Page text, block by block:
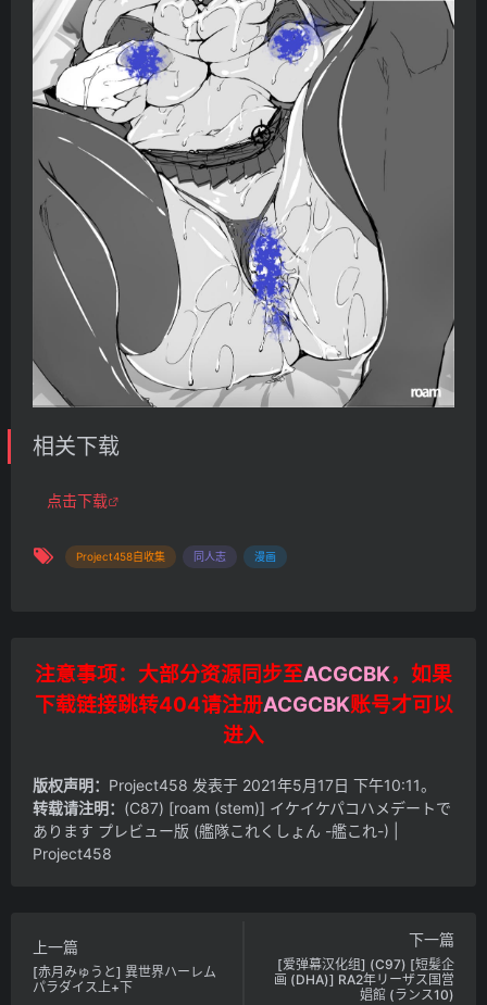
相关下载
点击下载
Project458自收集 同人志 漫画
注意事项：大部分资源同步至ACGCBK，如果
下载链接跳转404请注册ACGCBK账号才可以
进入
版权声明： Project458 发表于 2021年5月17日 下午10:11。
转载请注明： (C87) [roam (stem)] イケイケパコハメデートで
あります プレビュー版 (艦隊これくしょん -艦これ-) |
Project458
上一篇
[赤月みゅうと] 異世界ハーレム
パラダイス上+下
下一篇
[爱弹幕汉化组] (C97) [短髪企
画 (DHA)] RA2年リーザス国営
娼館 (ランス10)